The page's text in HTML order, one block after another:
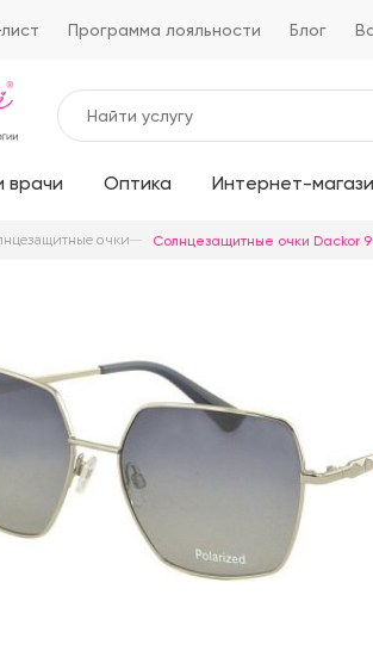
Программа лояльности Блог
врачи Оптика Интернет-
очки Солнцезащитные очки Dackor